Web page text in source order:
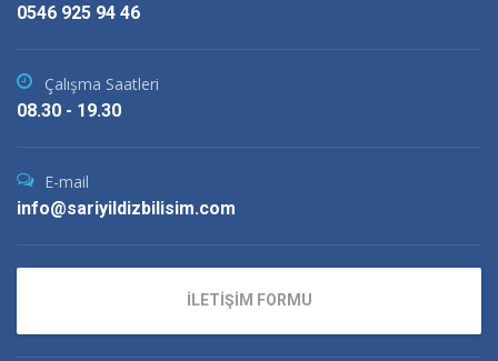
0546 925 94 46
Çalışma Saatleri
08.30 - 19.30
E-mail
info@sariyildizbilisim.com
İLETİŞİM FORMU